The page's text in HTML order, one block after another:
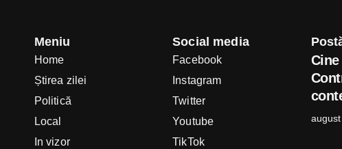
Meniu
Home
Știrea zilei
Politică
Local
In vizor
Social media
Facebook
Instagram
Twitter
Youtube
TikTok